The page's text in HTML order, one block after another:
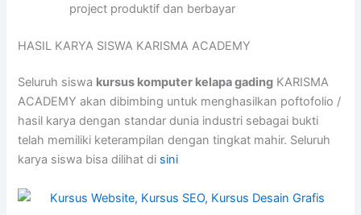
project produktif dan berbayar
HASIL KARYA SISWA KARISMA ACADEMY
Seluruh siswa kursus komputer kelapa gading KARISMA
ACADEMY akan dibimbing untuk menghasilkan poftofolio /
hasil karya dengan standar dunia industri sebagai bukti
telah memiliki keterampilan dengan tingkat mahir. Seluruh
karya siswa bisa dilihat di sini